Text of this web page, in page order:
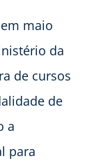
maio
da
de cursos
de
a
para